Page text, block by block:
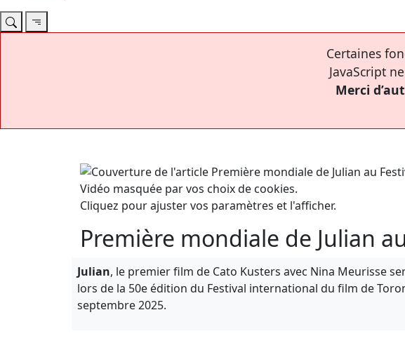
Certaines
JavaScript
Merci
Vidéo masquée par vos choix de cookies.
Cliquez pour ajuster vos paramètres et l'afficher.
Première mondiale de Julian
Julian, le premier film de Cato Kusters avec Nina Meurisse
lors de la 50e édition du Festival international du film de
septembre 2025.